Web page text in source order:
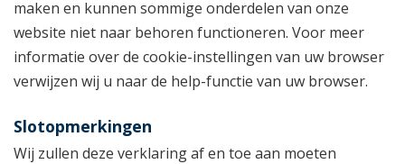
maken en kunnen sommige onderdelen van onze
website niet naar behoren functioneren. Voor meer
informatie over de cookie-instellingen van uw browser
verwijzen wij u naar de help-functie van uw browser.
Slotopmerkingen
Wij zullen deze verklaring af en toe aan moeten